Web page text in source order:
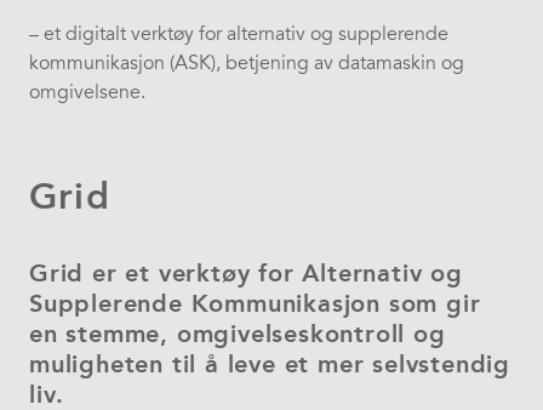
– et digitalt verktøy for alternativ og supplerende
kommunikasjon (ASK), betjening av datamaskin og
omgivelsene.
Grid
Grid er et verktøy for Alternativ og
Supplerende Kommunikasjon som gir
en stemme, omgivelseskontroll og
muligheten til å leve et mer selvstendig
liv.